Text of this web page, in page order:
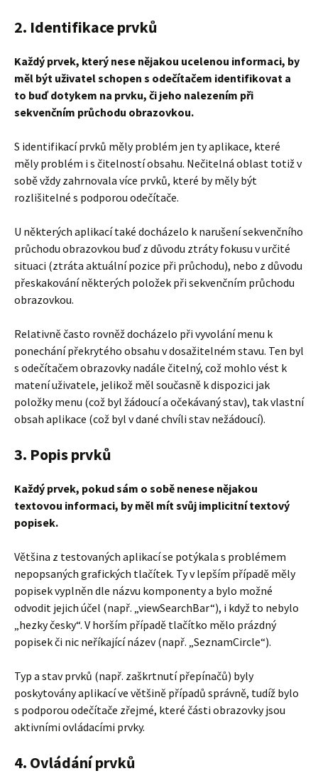
2. Identifikace prvků
Každý prvek, který nese nějakou ucelenou informaci, by
měl být uživatel schopen s odečítačem identifikovat a
to buď dotykem na prvku, či jeho nalezením při
sekvenčním průchodu obrazovkou.
S identifikací prvků měly problém jen ty aplikace, které
měly problém i s čitelností obsahu. Nečitelná oblast totiž v
sobě vždy zahrnovala více prvků, které by měly být
rozlišitelné s podporou odečítače.
U některých aplikací také docházelo k narušení sekvenčního
průchodu obrazovkou buď z důvodu ztráty fokusu v určité
situaci (ztráta aktuální pozice při průchodu), nebo z důvodu
přeskakování některých položek při sekvenčním průchodu
obrazovkou.
Relativně často rovněž docházelo při vyvolání menu k
ponechání překrytého obsahu v dosažitelném stavu. Ten byl
s odečítačem obrazovky nadále čitelný, což mohlo vést k
matení uživatele, jelikož měl současně k dispozici jak
položky menu (což byl žádoucí a očekávaný stav), tak vlastní
obsah aplikace (což byl v dané chvíli stav nežádoucí).
3. Popis prvků
Každý prvek, pokud sám o sobě nenese nějakou
textovou informaci, by měl mít svůj implicitní textový
popisek.
Většina z testovaných aplikací se potýkala s problémem
nepopsaných grafických tlačítek. Ty v lepším případě měly
popisek vyplněn dle názvu komponenty a bylo možné
odvodit jejich účel (např. „viewSearchBar“), i když to nebylo
„hezky česky“. V horším případě tlačítko mělo prázdný
popisek či nic neříkající název (např. „SeznamCircle“).
Typ a stav prvků (např. zaškrtnutí přepínačů) byly
poskytovány aplikací ve většině případů správně, tudíž bylo
s podporou odečítače zřejmé, které části obrazovky jsou
aktivními ovládacími prvky.
4. Ovládání prvků